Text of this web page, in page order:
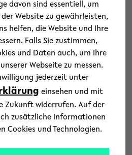
News
Experimente zu
und Biomedizin
2024
Bielefeld
experimentieren 16
aus
davon sind essentiell, um
Website zu gewährleisten,
helfen, die Website und Ihre
Falls Sie zustimmen,
und Daten auch, um Ihre
Webseite zu messen.
jederzeit unter
einsehen und mit
Zukunft widerrufen. Auf der
zusätzliche Informationen
Cookies und Technologien.